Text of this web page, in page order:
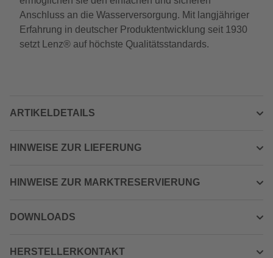
Anschluss an die Wasserversorgung. Mit langjähriger
Erfahrung in deutscher Produktentwicklung seit 1930
setzt Lenz® auf höchste Qualitätsstandards.
ARTIKELDETAILS
HINWEISE ZUR LIEFERUNG
HINWEISE ZUR MARKTRESERVIERUNG
DOWNLOADS
HERSTELLERKONTAKT